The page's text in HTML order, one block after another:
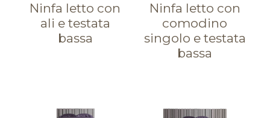
Ninfa letto con
ali e testata
bassa
Ninfa letto con
comodino
singolo e testata
bassa